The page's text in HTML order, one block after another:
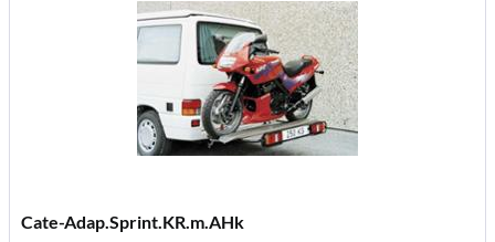
Cate-Adap.Sprint.KR.m.AHk